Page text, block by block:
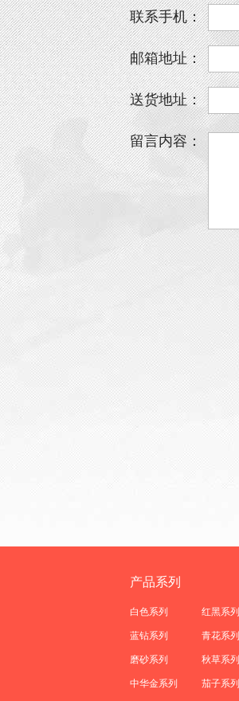
联系手机：
邮箱地址：
送货地址：
留言内容：
产品系列
白色系列 红黑系列
蓝钻系列 青花系列
磨砂系列 秋草系列
中华金系列 茄子系列